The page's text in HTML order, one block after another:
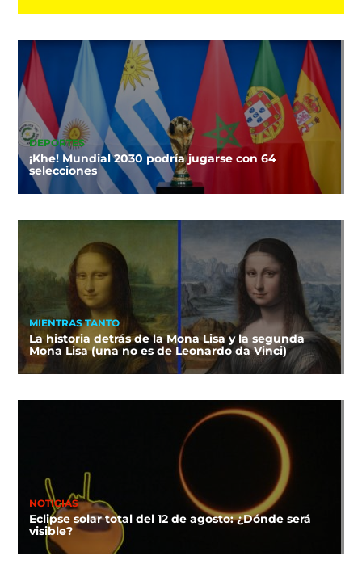
DEPORTES
¡Khe! Mundial 2030 podría jugarse con 64
selecciones
MIENTRAS TANTO
La historia detrás de la Mona Lisa y la segunda
Mona Lisa (una no es de Leonardo da Vinci)
NOTICIAS
Eclipse solar total del 12 de agosto: ¿Dónde será
visible?